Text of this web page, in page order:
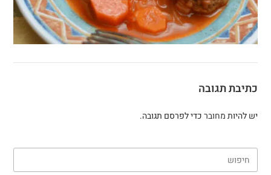
כתיבת תגובה
יש להיותמחוברכדי לפרסם תגובה.